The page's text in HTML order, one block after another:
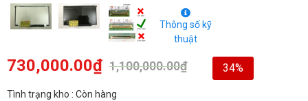
Thông số kỹ
thuật
1,100,000.00₫
730,000.00₫ 34%
Tình trạng kho : Còn hàng